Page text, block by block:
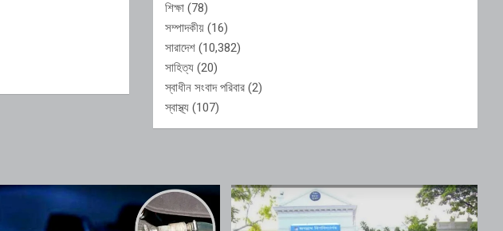
শিক্ষা (78)
সম্পাদকীয় (16)
সারাদেশ (10,382)
সাহিত্য (20)
স্বাধীন সংবাদ পরিবার (2)
স্বাস্থ্য (107)